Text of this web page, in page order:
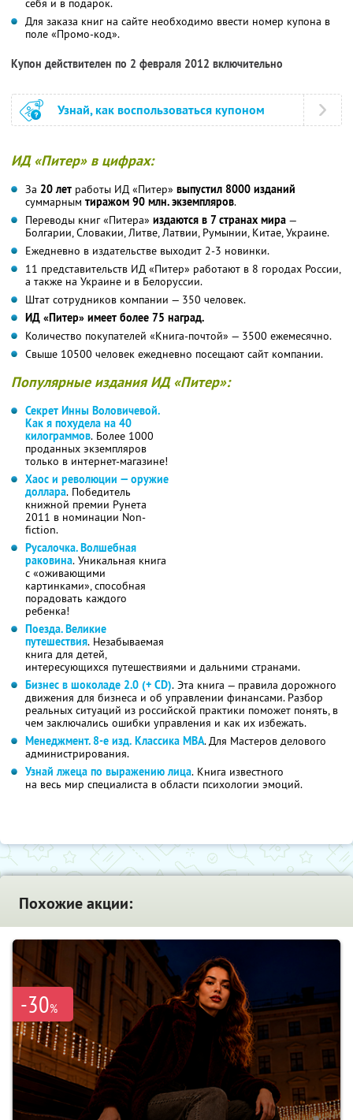
себя и в подарок.
Для заказа книг на сайте необходимо ввести номер купона в
поле «Промо-код».
Купон действителен по 2 февраля 2012 включительно
Узнай, как воспользоваться купоном
ИД «Питер»в цифрах:
За 20 лет работы ИД «Питер» выпустил 8000 изданий
суммарным тиражом 90 млн. экземпляров.
Переводы книг «Питера» издаются в 7 странах мира —
Болгарии, Словакии, Литве, Латвии, Румынии, Китае, Украине.
Ежедневно в издательстве выходит 2-3 новинки.
11 представительств ИД «Питер» работают в 8 городах России,
а также на Украине и в Белоруссии.
Штат сотрудников компании — 350 человек.
ИД «Питер» имеет более 75 наград.
Количество покупателей «Книга-почтой» — 3500 ежемесячно.
Свыше 10500 человек ежедневно посещают сайт компании.
Популярные издания ИД «Питер»:
Секрет Инны Воловичевой.
Как я похудела на 40
килограммов. Более 1000
проданных экземпляров
только в интернет-магазине!
Хаос и революции — оружие
доллара. Победитель
книжной премии Рунета
2011 в номинации Non-
fiction.
Русалочка. Волшебная
раковина. Уникальная книга
с «оживающими
картинками», способная
порадовать каждого
ребенка!
Поезда. Великие
путешествия. Незабываемая
книга для детей,
интересующихся путешествиями и дальними странами.
Бизнес в шоколаде 2.0 (+ CD). Эта книга — правила дорожного
движения для бизнеса и об управлении финансами. Разбор
реальных ситуаций из российской практики поможет понять, в
чем заключались ошибки управления и как их избежать.
Менеджмент. 8-е изд. Классика MBA. Для Мастеров делового
администрирования.
Узнай лжеца по выражению лица. Книга известного
на весь мир специалиста в области психологии эмоций.
Похожие акции:
-30%